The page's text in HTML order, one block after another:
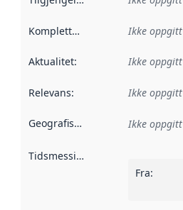
Kompletthet Ikke oppgitt
Aktualitet: Ikke oppgitt
Relevans: Ikke oppgitt
Geografisk avgrensning :
Ikke oppgitt
Tidsmessig avgrensning
Fra: